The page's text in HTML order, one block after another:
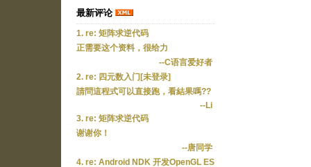
最新评论
1. re: 矩阵求逆代码
正需要这个资料，很给力
--C语言爱好者
2. re: 四元数入门[未登录]
請問這程式可以直接跑，看結果嗎??
--Li
3. re: 矩阵求逆代码
谢谢你！
--唐同学
4. re: Android NDK 开发OpenGL ES